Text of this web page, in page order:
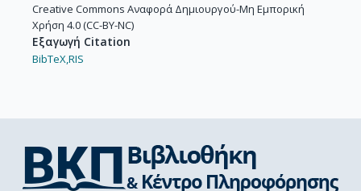
Creative Commons Αναφορά Δημιουργού-Μη Εμπορική
Χρήση 4.0 (CC-BY-NC)
Εξαγωγή Citation
BibTeX, RIS